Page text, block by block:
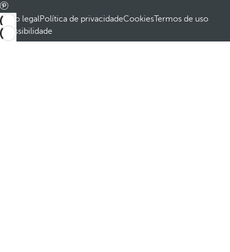
Aviso legalPolítica de privacidadeCookiesTermos de uso
Acessibilidade